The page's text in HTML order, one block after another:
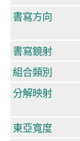
書寫方向
書寫鏡射
組合類別
分解映射
東亞寬度